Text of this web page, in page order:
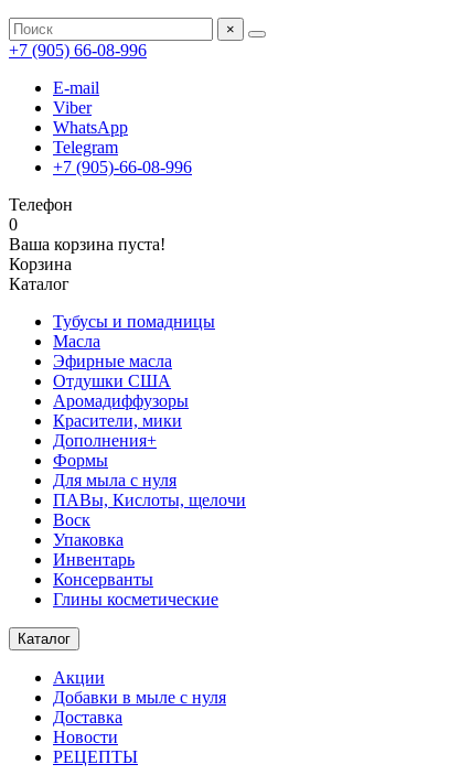
×
+7 (905) 66-08-996
E-mail
Viber
WhatsApp
Telegram
+7 (905)-66-08-996
Телефон
0
Ваша корзина пуста!
Корзина
Каталог
Тубусы и помадницы
Масла
Эфирные масла
Отдушки США
Аромадиффузоры
Красители, мики
Дополнения+
Формы
Для мыла с нуля
ПАВы, Кислоты, щелочи
Воск
Упаковка
Инвентарь
Консерванты
Глины косметические
Каталог
Акции
Добавки в мыле с нуля
Доставка
Новости
РЕЦЕПТЫ